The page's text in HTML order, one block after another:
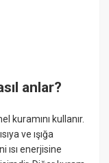
anlar?
kuramını kullanır.
ve ışığa
ısı enerjisine